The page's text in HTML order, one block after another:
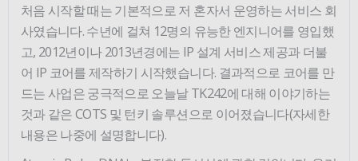
처음 시작할 때는 기본적으로 저 혼자서 운영하는 서비스 회
사였습니다. 수년에 걸쳐 12명의 유능한 엔지니어를 영입했
고, 2012년이나 2013년경에는 IP 설계 서비스 제공과 더불
어 IP 코어를 제작하기 시작했습니다. 결과적으로 코어를 만
드는 사업은 궁극적으로 오늘날 TK242에 대해 이야기하는
것과 같은 COTS 및 턴키 솔루션으로 이어졌습니다(자세한
내용은 나중에 설명합니다).